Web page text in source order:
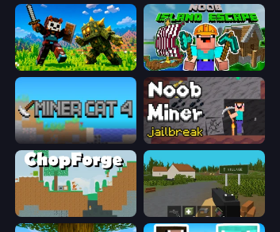
CraftSlayer: Apocalypse Noob: Island Escape
Miner Cat 4 Noob Miner: Escape From Prison
ChopForge ZombieCraft.io